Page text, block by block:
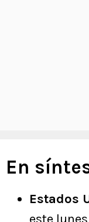
En
Estados